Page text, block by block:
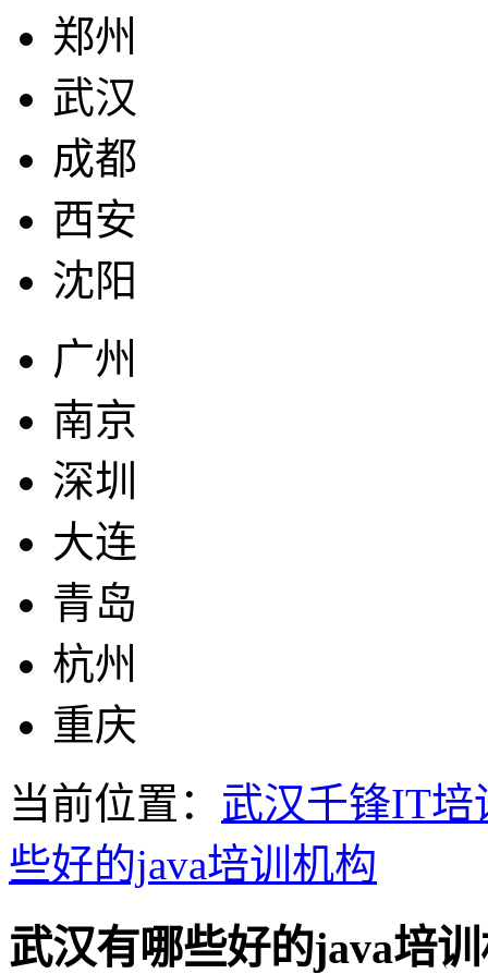
郑州
武汉
成都
西安
沈阳
广州
南京
深圳
大连
青岛
杭州
重庆
当前位置： 武汉千锋IT培
些好的java培训机构
武汉有哪些好的java培